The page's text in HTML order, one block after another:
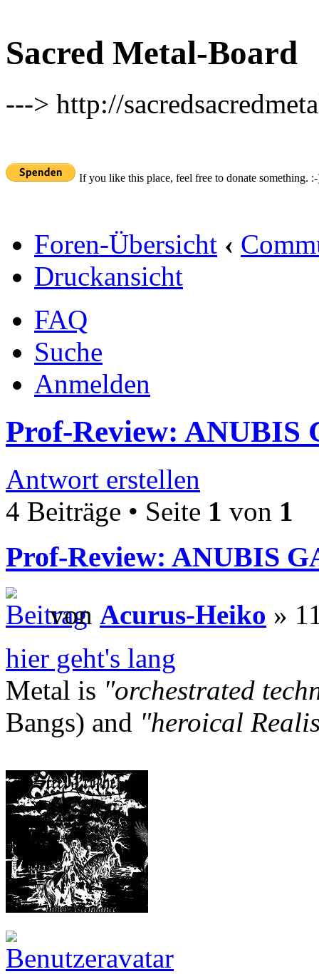
Sacred Metal-Board
---> http://
If you like this place, feel free to donate something.
Foren-Übersicht ‹
Druckansicht
FAQ
Suche
Anmelden
Prof-Review: ANUBIS
Antwort erstellen
4 Beiträge • Seite 1 von 1
Prof-Review: ANUBIS
von Acurus-Heiko »
hier geht's lang
Metal is "orchestrated
Bangs) and "heroical